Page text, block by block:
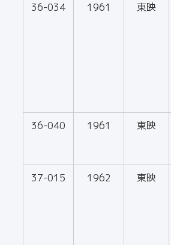
36-034 1961 東映
36-040 1961 東映
37-015 1962 東映